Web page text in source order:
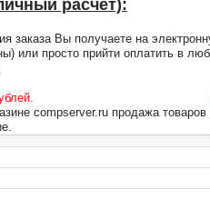
расчет):
заказа Вы получаете на
или просто прийти оплатить в
compserver.ru продажа